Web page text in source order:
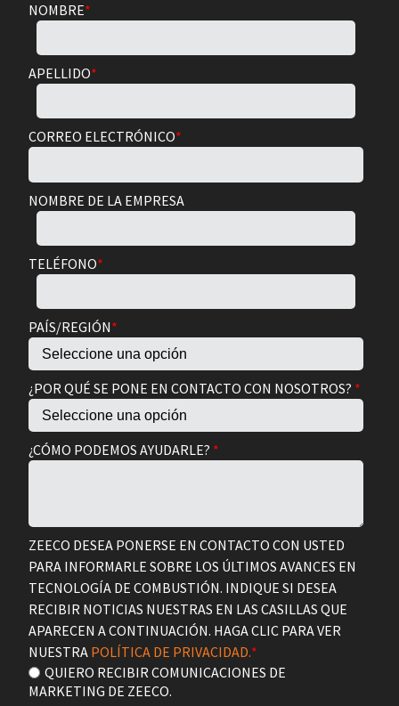
NOMBRE*
APELLIDO*
CORREO ELECTRÓNICO*
NOMBRE DE LA EMPRESA
TELÉFONO*
PAÍS/REGIÓN*
¿POR QUÉ SE PONE EN CONTACTO CON NOSOTROS? *
¿CÓMO PODEMOS AYUDARLE? *
ZEECO DESEA PONERSE EN CONTACTO CON USTED
PARA INFORMARLE SOBRE LOS ÚLTIMOS AVANCES EN
TECNOLOGÍA DE COMBUSTIÓN. INDIQUE SI DESEA
RECIBIR NOTICIAS NUESTRAS EN LAS CASILLAS QUE
APARECEN A CONTINUACIÓN. HAGA CLIC PARA VER
NUESTRA POLÍTICA DE PRIVACIDAD.*
QUIERO RECIBIR COMUNICACIONES DE
MARKETING DE ZEECO.